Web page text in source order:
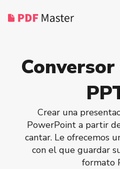
Crear una
PowerPoint a partir
cantar. Le ofrecemos
con el que guardar
formato